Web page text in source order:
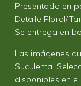
Presentado en
Detalle Floral/
Se entrega en
Las imágenes
Suculenta.
disponibles en